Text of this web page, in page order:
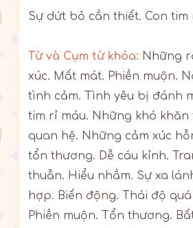
Sự dứt bỏ cần thiết. Con tim
Từ và Cụm từ khóa: Những
xúc. Mất mát. Phiền muộn.
tình cảm. Tình yêu bị đánh
tim rỉ máu. Những khó khăn
quan hệ. Những cảm xúc
tổn thương. Dễ cáu kỉnh.
thuẫn. Hiểu nhầm. Sự xa
hợp. Biến động. Thái độ
Phiền muộn. Tổn thương.